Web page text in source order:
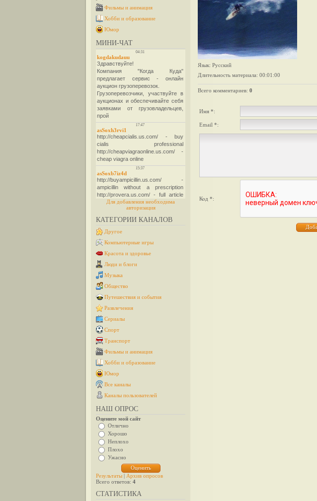
Фильмы и анимация
Хобби и образование
Юмор
МИНИ-ЧАТ
Для добавления необходима
авторизация
КАТЕГОРИИ КАНАЛОВ
Другое
Компьютерные игры
Красота и здоровье
Люди и блоги
Музыка
Общество
Путешествия и события
Развлечения
Сериалы
Спорт
Транспорт
Фильмы и анимация
Хобби и образование
Юмор
Все каналы
Каналы пользователей
НАШ ОПРОС
Оцените мой сайт
Отлично
Хорошо
Неплохо
Плохо
Ужасно
Результаты | Архив опросов
Всего ответов: 4
СТАТИСТИКА
Язык: Русский
Длительность материала: 00:01:00
Всего комментариев: 0
Имя *:
Email *:
Код *: